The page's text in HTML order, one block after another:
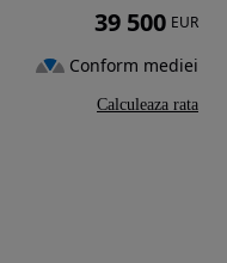
39 500 EUR
Conform mediei
Calculeaza rata